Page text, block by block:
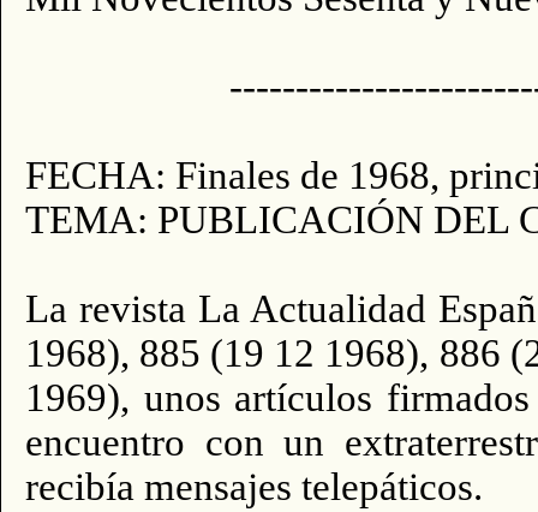
FECHA: Finales de 1968,
TEMA: PUBLICACIÓN DEL
La revista La Actualidad
1968), 885 (19 12 1968), 886
1969), unos artículos
encuentro con un
recibía mensajes telepáticos.